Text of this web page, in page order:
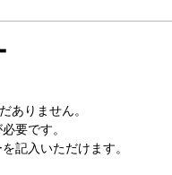
ありません。
要です。
記入いただけます。